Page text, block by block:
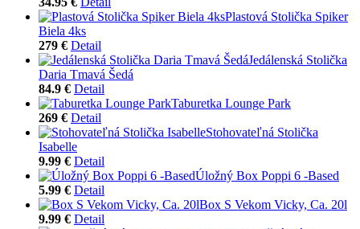
Plastová Stolička Spiker
Biela 4ks
279 € Detail
Jedálenská Stolička
Daria Tmavá Šedá
84.9 € Detail
Taburetka Lounge Park
269 € Detail
Stohovateľná Stolička
Isabelle
9.99 € Detail
Úložný Box Poppi 6 -Based
5.99 € Detail
Box S Vekom Vicky, Ca. 20l
9.99 € Detail